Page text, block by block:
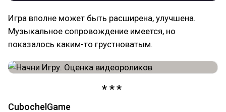
Игра вполне может быть расширена, улучшена.
Музыкальное сопровождение имеется, но
показалось каким-то грустноватым.
CubochelGame